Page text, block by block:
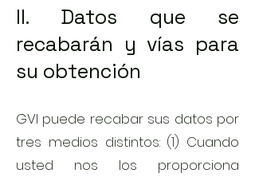
II. Datos que se
recabarán y vías para
su obtención
GVI puede recabar sus datos por
tres medios distintos: (1) Cuando
usted nos los proporciona